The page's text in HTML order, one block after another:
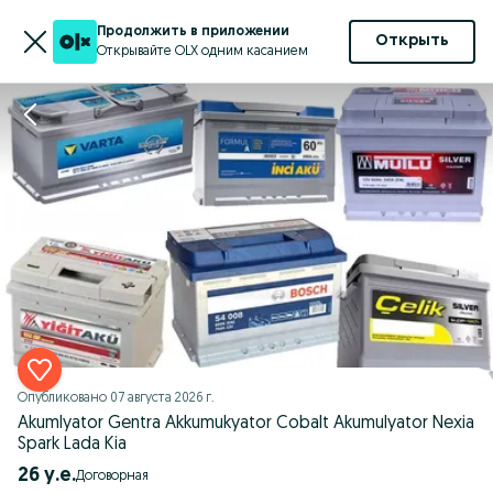
Продолжить в приложении
Открывайте OLX одним касанием
Открыть
Опубликовано 07 августа 2026 г.
Akumlyator Gentra Akkumukyator Cobalt Akumulyator Nexia
Spark Lada Kia
26 у.е. Договорная